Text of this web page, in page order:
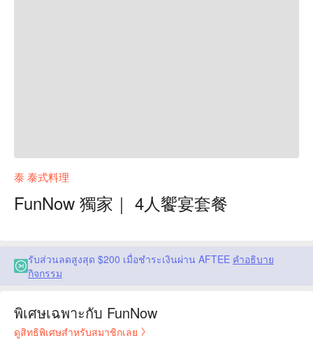
泰 泰式料理
FunNow 獨家｜ 4人饗宴套餐
รับส่วนลดสูงสุด $200 เมื่อชำระเงินผ่าน AFTEE คำอธิบาย
กิจกรรม
พิเศษเฉพาะกับ FunNow
ดูสิทธิพิเศษสำหรับสมาชิกเลย